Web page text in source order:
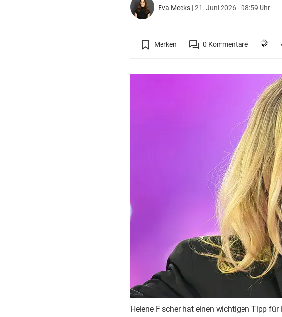
Eva Meeks |21. Juni 2026 - 08:59 Uhr
Merken 0 Kommentare
Helene Fischer hat einen wichtigen Tipp für